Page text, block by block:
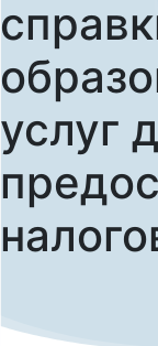
услуг